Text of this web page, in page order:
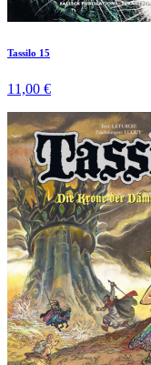
Tassilo 15
11,00 €